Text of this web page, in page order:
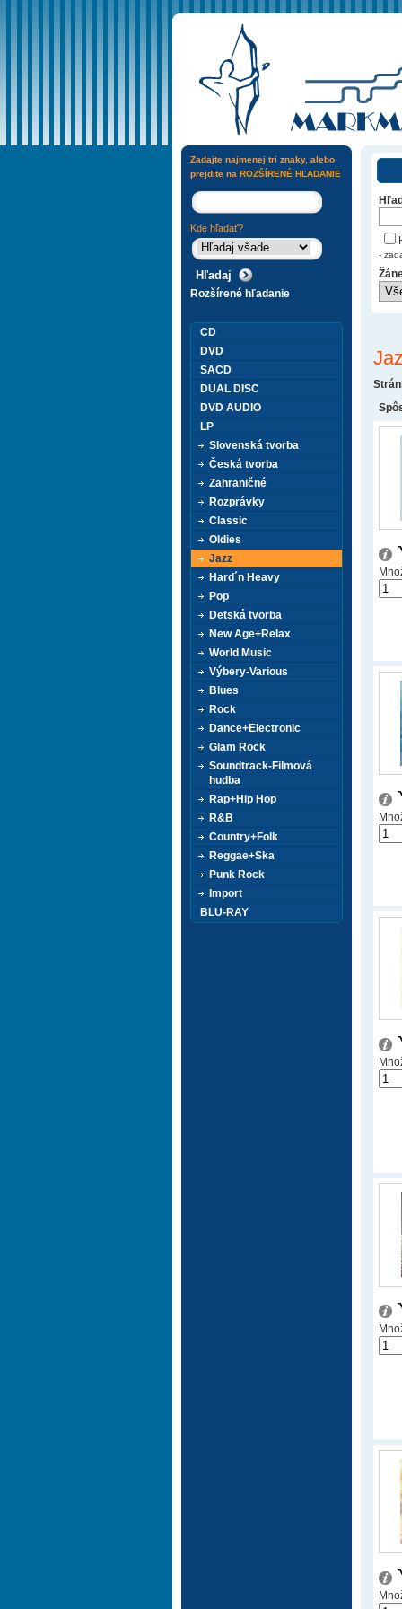
-
Zadajte najmenej tri znaky, alebo
prejdite na ROZŠÍRENÉ HĽADANIE
Kde hľadať?
Rozšírené hľadanie
CD
DVD
SACD
DUAL DISC
DVD AUDIO
LP
Slovenská tvorba
Česká tvorba
Zahraničné
Rozprávky
Classic
Oldies
Jazz
Hard´n Heavy
Pop
Detská tvorba
New Age+Relax
World Music
Výbery-Various
Blues
Rock
Dance+Electronic
Glam Rock
Soundtrack-Filmová
hudba
Rap+Hip Hop
R&B
Country+Folk
Reggae+Ska
Punk Rock
Import
BLU-RAY